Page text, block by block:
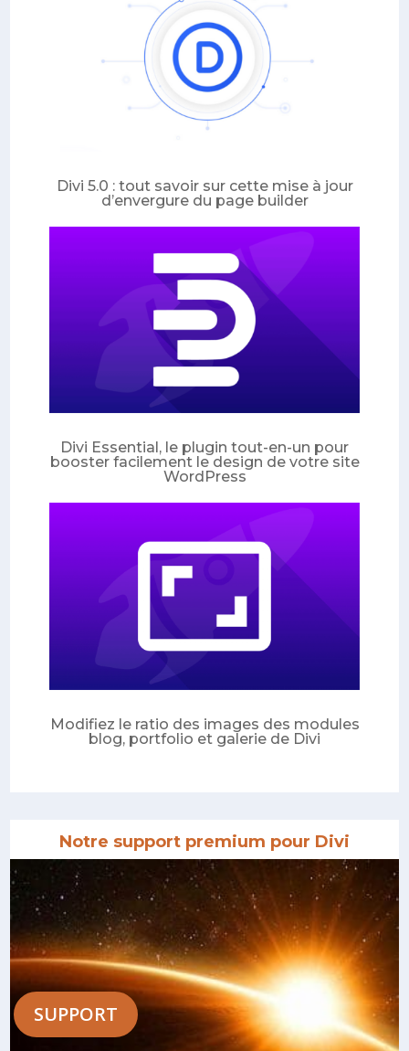
Divi 5.0 : tout savoir sur cette mise à jour
d’envergure du page builder
Divi Essential, le plugin tout-en-un pour
booster facilement le design de votre site
WordPress
Modifiez le ratio des images des modules
blog, portfolio et galerie de Divi
Notre support premium pour Divi
SUPPORT